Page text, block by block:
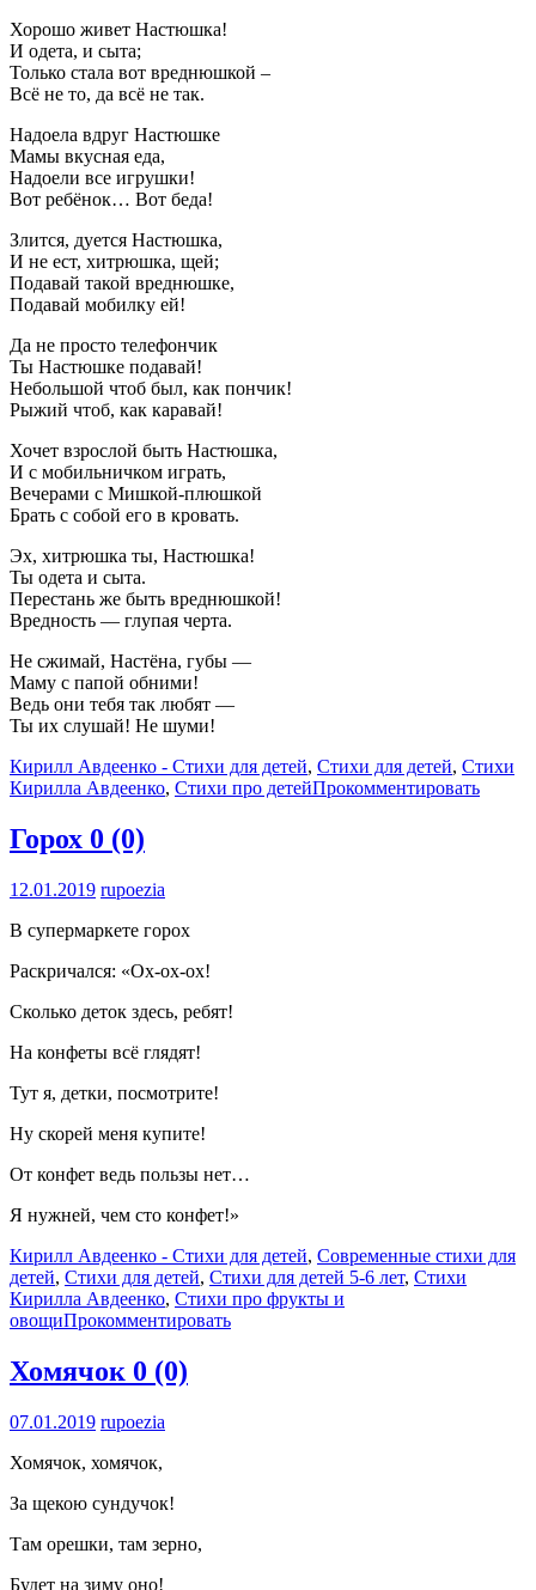
Хорошо живет Настюшка!
И одета, и сыта;
Только стала вот вреднюшкой –
Всё не то, да всё не так.
Надоела вдруг Настюшке
Мамы вкусная еда,
Надоели все игрушки!
Вот ребёнок… Вот беда!
Злится, дуется Настюшка,
И не ест, хитрюшка, щей;
Подавай такой вреднюшке,
Подавай мобилку ей!
Да не просто телефончик
Ты Настюшке подавай!
Небольшой чтоб был, как пончик!
Рыжий чтоб, как каравай!
Хочет взрослой быть Настюшка,
И с мобильничком играть,
Вечерами с Мишкой-плюшкой
Брать с собой его в кровать.
Эх, хитрюшка ты, Настюшка!
Ты одета и сыта.
Перестань же быть вреднюшкой!
Вредность — глупая черта.
Не сжимай, Настёна, губы —
Маму с папой обними!
Ведь они тебя так любят —
Ты их слушай! Не шуми!
Кирилл Авдеенко - Стихи для детей, Стихи для детей, Стихи
Кирилла Авдеенко, Стихи про детейПрокомментировать
Горох 0 (0)
12.01.2019 rupoezia
В супермаркете горох
Раскричался: «Ох-ох-ох!
Сколько деток здесь, ребят!
На конфеты всё глядят!
Тут я, детки, посмотрите!
Ну скорей меня купите!
От конфет ведь пользы нет…
Я нужней, чем сто конфет!»
Кирилл Авдеенко - Стихи для детей, Современные стихи для
детей, Стихи для детей, Стихи для детей 5-6 лет, Стихи
Кирилла Авдеенко, Стихи про фрукты и
овощиПрокомментировать
Хомячок 0 (0)
07.01.2019 rupoezia
Хомячок, хомячок,
За щекою сундучок!
Там орешки, там зерно,
Будет на зиму оно!